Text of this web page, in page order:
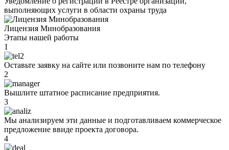
выполняющих услуги в области охраны труда
Лицензия Минобразования
Этапы нашей работы
1
Оставьте заявку на сайте или позвоните нам по телефону
2
Вышлите штатное расписание предприятия.
3
Мы анализируем эти данные и подготавливаем коммерческое
предложение ввиде проекта договора.
4